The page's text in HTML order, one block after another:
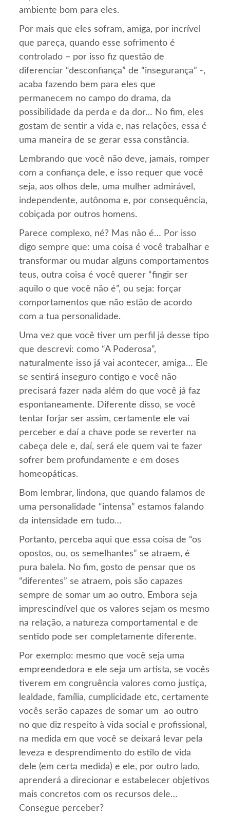
ambiente bom para eles.
Por mais que eles sofram, amiga, por incrível
que pareça, quando esse sofrimento é
controlado – por isso fiz questão de
diferenciar “desconfiança” de “insegurança” -,
acaba fazendo bem para eles que
permanecem no campo do drama, da
possibilidade da perda e da dor… No fim, eles
gostam de sentir a vida e, nas relações, essa é
uma maneira de se gerar essa constância.
Lembrando que você não deve, jamais, romper
com a confiança dele, e isso requer que você
seja, aos olhos dele, uma mulher admirável,
independente, autônoma e, por consequência,
cobiçada por outros homens.
Parece complexo, né? Mas não é… Por isso
digo sempre que: uma coisa é você trabalhar e
transformar ou mudar alguns comportamentos
teus, outra coisa é você querer “fingir ser
aquilo o que você não é”, ou seja: forçar
comportamentos que não estão de acordo
com a tua personalidade.
Uma vez que você tiver um perfil já desse tipo
que descrevi: como “A Poderosa”,
naturalmente isso já vai acontecer, amiga… Ele
se sentirá inseguro contigo e você não
precisará fazer nada além do que você já faz
espontaneamente. Diferente disso, se você
tentar forjar ser assim, certamente ele vai
perceber e daí a chave pode se reverter na
cabeça dele e, daí, será ele quem vai te fazer
sofrer bem profundamente e em doses
homeopáticas.
Bom lembrar, lindona, que quando falamos de
uma personalidade “intensa” estamos falando
da intensidade em tudo…
Portanto, perceba aqui que essa coisa de “os
opostos, ou, os semelhantes” se atraem, é
pura balela. No fim, gosto de pensar que os
“diferentes” se atraem, pois são capazes
sempre de somar um ao outro. Embora seja
imprescindível que os valores sejam os mesmo
na relação, a natureza comportamental e de
sentido pode ser completamente diferente.
Por exemplo: mesmo que você seja uma
empreendedora e ele seja um artista, se vocês
tiverem em congruência valores como justiça,
lealdade, família, cumplicidade etc, certamente
vocês serão capazes de somar um ao outro
no que diz respeito à vida social e profissional,
na medida em que você se deixará levar pela
leveza e desprendimento do estilo de vida
dele (em certa medida) e ele, por outro lado,
aprenderá a direcionar e estabelecer objetivos
mais concretos com os recursos dele…
Consegue perceber?